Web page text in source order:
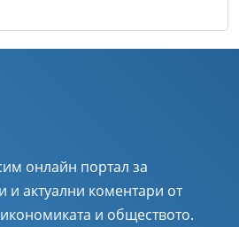
онлайн портал за
и актуални коментари от
и обществото.